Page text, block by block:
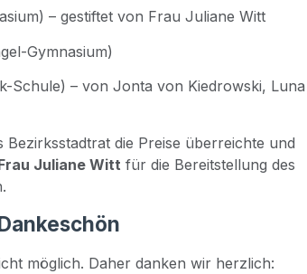
– gestif­tet von Frau Julia­ne Witt
Gym­na­si­um)
Schu­le) – von Jon­ta von Kied­row­ski, Luna
Bezirks­stadt­rat die Prei­se über­reich­te und
Julia­ne Witt für die Bereit­stel­lung des
mög­lich. Daher dan­ken wir herzlich: